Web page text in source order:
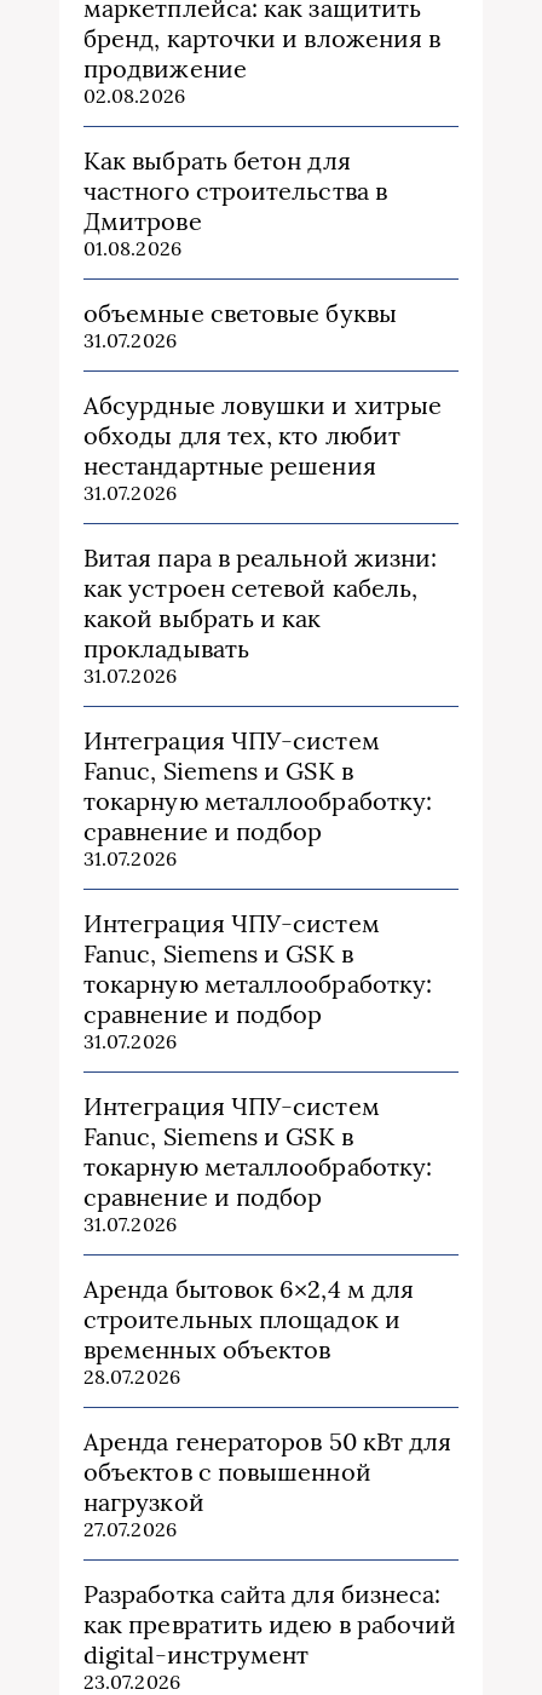
маркетплейса: как защитить
бренд, карточки и вложения в
продвижение
02.08.2026
Как выбрать бетон для
частного строительства в
Дмитрове
01.08.2026
объемные световые буквы
31.07.2026
Абсурдные ловушки и хитрые
обходы для тех, кто любит
нестандартные решения
31.07.2026
Витая пара в реальной жизни:
как устроен сетевой кабель,
какой выбрать и как
прокладывать
31.07.2026
Интеграция ЧПУ-систем
Fanuc, Siemens и GSK в
токарную металлообработку:
сравнение и подбор
31.07.2026
Интеграция ЧПУ-систем
Fanuc, Siemens и GSK в
токарную металлообработку:
сравнение и подбор
31.07.2026
Интеграция ЧПУ-систем
Fanuc, Siemens и GSK в
токарную металлообработку:
сравнение и подбор
31.07.2026
Аренда бытовок 6×2,4 м для
строительных площадок и
временных объектов
28.07.2026
Аренда генераторов 50 кВт для
объектов с повышенной
нагрузкой
27.07.2026
Разработка сайта для бизнеса:
как превратить идею в рабочий
digital-инструмент
23.07.2026